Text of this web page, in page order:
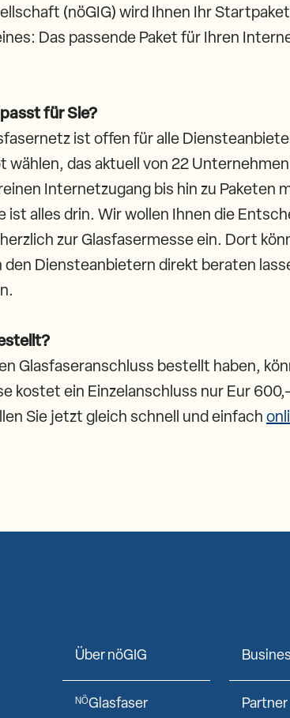
(nöGIG) wird Ihnen Ihr
Das passende Paket für Ihren
für Sie?
ist offen für alle
wählen, das aktuell von 22
Internetzugang bis hin zu Paketen
ist alles drin. Wir wollen Ihnen die
zur Glasfasermesse ein. Dort
den Diensteanbietern direkt beraten
Glasfaseranschluss bestellt haben,
kostet ein Einzelanschluss nur Eur
Sie jetzt gleich schnell und einfach
Über nöGIG
NÖGlasfaser Partner